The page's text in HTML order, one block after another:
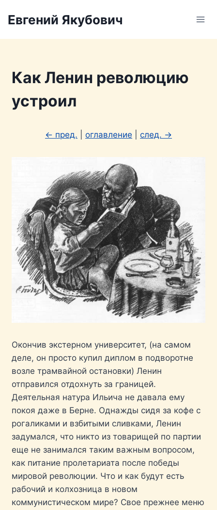
Евгений Якубович
Как Ленин революцию
устроил
← пред. оглавление след. →
Окончив экстерном университет, (на самом
деле, он просто купил диплом в подворотне
возле трамвайной остановки) Ленин
отправился отдохнуть за границей.
Деятельная натура Ильича не давала ему
покоя даже в Берне. Однажды сидя за кофе с
рогаликами и взбитыми сливками, Ленин
задумался, что никто из товарищей по партии
еще не занимался таким важным вопросом,
как питание пролетариата после победы
мировой революции. Что и как будут есть
рабочий и колхозница в новом
коммунистическом мире? Свое прежнее меню